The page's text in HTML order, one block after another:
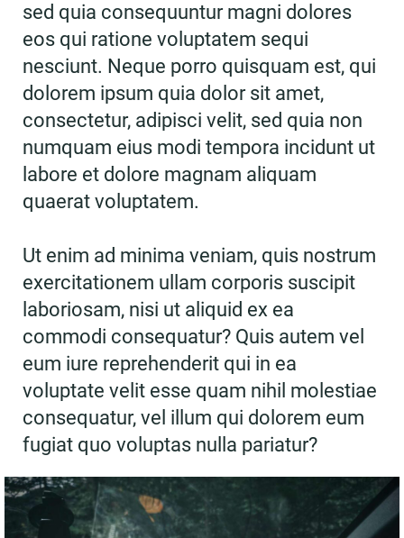
sed quia consequuntur magni dolores
eos qui ratione voluptatem sequi
nesciunt. Neque porro quisquam est, qui
dolorem ipsum quia dolor sit amet,
consectetur, adipisci velit, sed quia non
numquam eius modi tempora incidunt ut
labore et dolore magnam aliquam
quaerat voluptatem.
Ut enim ad minima veniam, quis nostrum
exercitationem ullam corporis suscipit
laboriosam, nisi ut aliquid ex ea
commodi consequatur? Quis autem vel
eum iure reprehenderit qui in ea
voluptate velit esse quam nihil molestiae
consequatur, vel illum qui dolorem eum
fugiat quo voluptas nulla pariatur?